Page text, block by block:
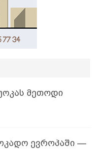
მეთოდი
ევროპაში —